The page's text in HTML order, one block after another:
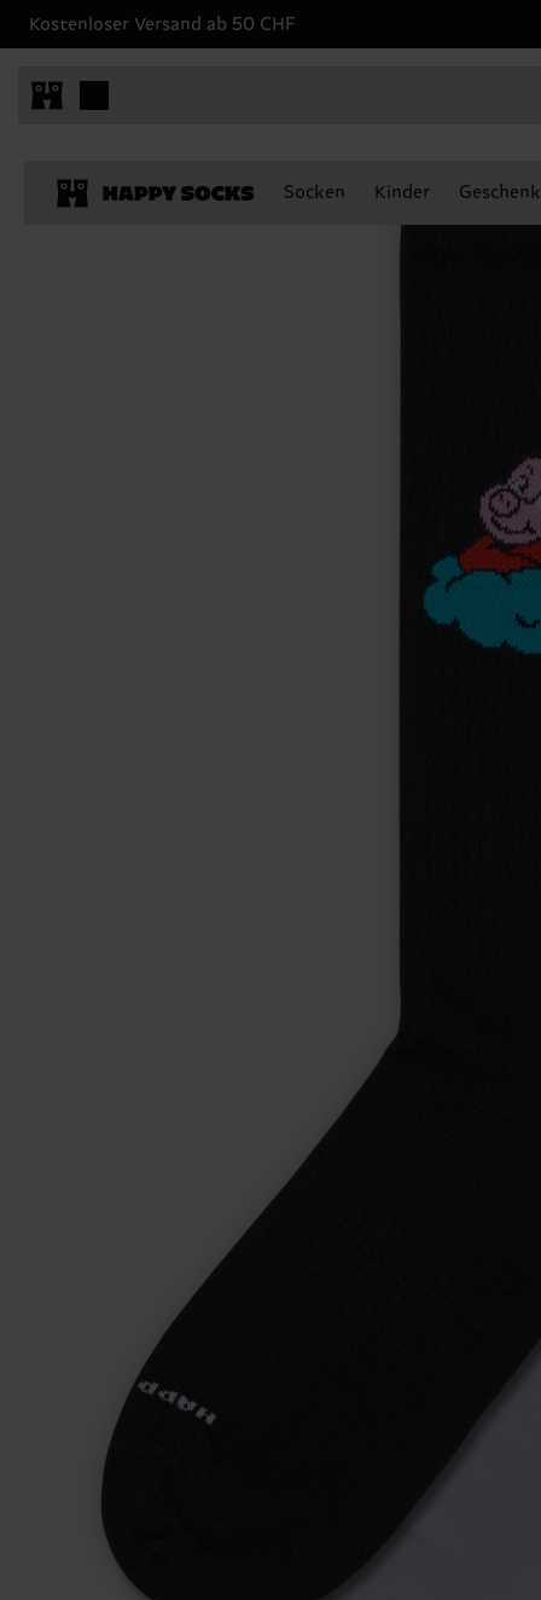
Kostenloser Versand ab 50 CHF
Socken Kinder